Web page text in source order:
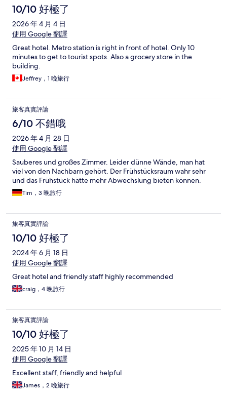
10/10 好極了
2026 年 4 月 4 日
使用 Google 翻譯
Great hotel. Metro station is right in front of hotel. Only 10
minutes to get to tourist spots. Also a grocery store in the
building.
Jeffrey，1 晚旅行
旅客真實評論
6/10 不錯哦
2026 年 4 月 28 日
使用 Google 翻譯
Sauberes und großes Zimmer. Leider dünne Wände, man hat
viel von den Nachbarn gehört. Der Frühstücksraum wahr sehr
und das Frühstück hätte mehr Abwechslung bieten können.
Tim，3 晚旅行
旅客真實評論
10/10 好極了
2024 年 6 月 18 日
使用 Google 翻譯
Great hotel and friendly staff highly recommended
craig，4 晚旅行
旅客真實評論
10/10 好極了
2025 年 10 月 14 日
使用 Google 翻譯
Excellent staff, friendly and helpful
James，2 晚旅行